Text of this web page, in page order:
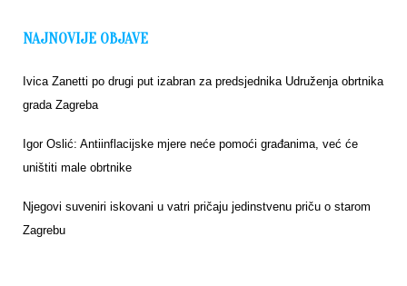
NAJNOVIJE OBJAVE
Ivica Zanetti po drugi put izabran za predsjednika Udruženja obrtnika
grada Zagreba
Igor Oslić: Antiinflacijske mjere neće pomoći građanima, već će
uništiti male obrtnike
Njegovi suveniri iskovani u vatri pričaju jedinstvenu priču o starom
Zagrebu